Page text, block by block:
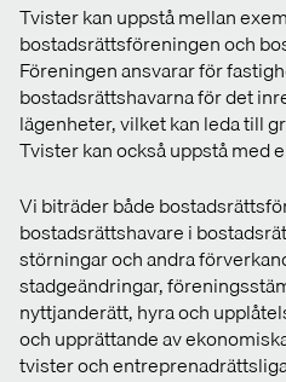
Tvister kan uppstå mellan
bostadsrättsföreningen och
Föreningen ansvarar för
bostadsrättshavarna för det
lägenheter, vilket kan leda till
Tvister kan också uppstå med
Vi biträder både
bostadsrättshavare i
störningar och andra
stadgeändringar,
nyttjanderätt, hyra och
och upprättande av
tvister och